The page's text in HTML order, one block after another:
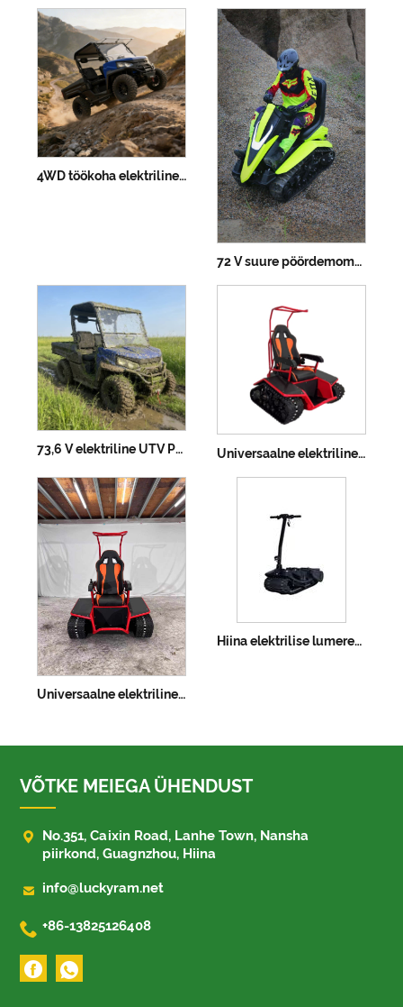
4WD töökoha elektriline UTV 73,6 V 150 Ah PKE võtmeta 400 mm kahlamine
72 V suure pöördemomendiga kaherattaline multifunktsionaalne ratastoolisõiduk
73,6 V elektriline UTV PKE võtmeta EPS 4WD 80-100 km sõiduulatus Universaalne elektriline tugitool
Universaalne elektriline ratastool, mis on saadaval kohandatavates värvides
Hiina elektrilise lumerebase tarnija
VÕTKE MEIEGA ÜHENDUST

No.351, Caixin Road, Lanhe Town, Nansha
piirkond, Guagnzhou, Hiina
 info@luckyram.net
 +86-13825126408